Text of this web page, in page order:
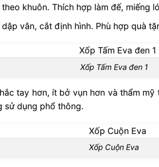
khuôn. Thích hợp làm đế, miếng
vân, cắt định hình. Phù hợp quà
Xốp Tấm Eva đen 1
tay hơn, ít bở vụn hơn và thẩm
sử dụng phổ thông.
Xốp Cuộn Eva